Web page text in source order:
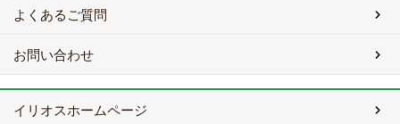
よくあるご質問
お問い合わせ
イリオスホームページ